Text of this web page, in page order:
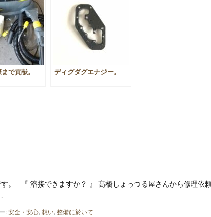
で貢献。 ディグダグエナジー。
。 『 溶接できますか？ 』 髙橋しょっつる屋さんから修理依
:安全・安心, 想い, 整備に於いて